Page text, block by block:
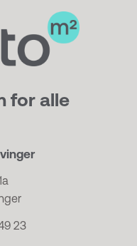
for alle
23